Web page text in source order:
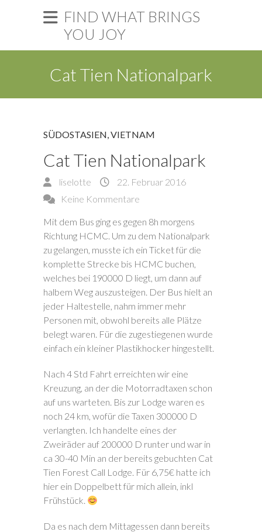
FIND WHAT BRINGS
YOU JOY
Cat Tien Nationalpark
SÜDOSTASIEN,VIETNAM
Cat Tien Nationalpark
liselotte
22. Februar 2016
Keine Kommentare
Mit dem Bus ging es gegen 8h morgens
Richtung HCMC. Um zu dem Nationalpark
zu gelangen, musste ich ein Ticket für die
komplette Strecke bis HCMC buchen,
welches bei 190000 D liegt, um dann auf
halbem Weg auszusteigen. Der Bus hielt an
jeder Haltestelle, nahm immer mehr
Personen mit, obwohl bereits alle Plätze
belegt waren. Für die zugestiegenen wurde
einfach ein kleiner Plastikhocker hingestellt.
Nach 4 Std Fahrt erreichten wir eine
Kreuzung, an der die Motorradtaxen schon
auf uns warteten. Bis zur Lodge waren es
noch 24 km, wofür die Taxen 300000 D
verlangten. Ich handelte eines der
Zweiräder auf 200000 D runter und war in
ca 30-40 Min an der bereits gebuchten Cat
Tien Forest Call Lodge. Für 6,75€ hatte ich
hier ein Doppelbett für mich allein, inkl
Frühstück.
Da es nach dem Mittagessen dann bereits